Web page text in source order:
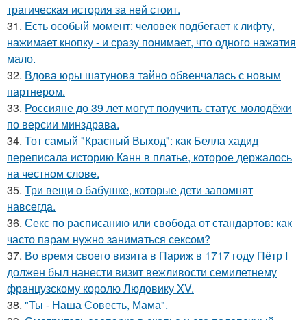
трагическая история за ней стоит.
31. Есть особый момент: человек подбегает к лифту,
нажимает кнопку - и сразу понимает, что одного нажатия
мало.
32. Вдова юры шатунова тайно обвенчалась с новым
партнером.
33. Россияне до 39 лет могут получить статус молодёжи
по версии минздрава.
34. Тот самый "Красный Выход": как Белла хадид
переписала историю Канн в платье, которое держалось
на честном слове.
35. Три вещи о бабушке, которые дети запомнят
навсегда.
36. Секс по расписанию или свобода от стандартов: как
часто парам нужно заниматься сексом?
37. Во время своего визита в Париж в 1717 году Пётр I
должен был нанести визит вежливости семилетнему
французскому королю Людовику XV.
38. "Ты - Наша Совесть, Мама".